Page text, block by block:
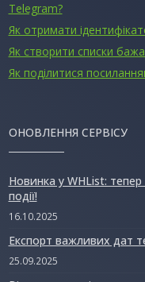
Telegram?
Як отримати
Як створити списки
Як поділитися
ОНОВЛЕННЯ СЕРВІСУ
Новинка у WHList: тепер
події!
16.10.2025
Експорт важливих дат
25.09.2025